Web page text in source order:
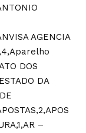
AGENCIA
DOS
DA
–